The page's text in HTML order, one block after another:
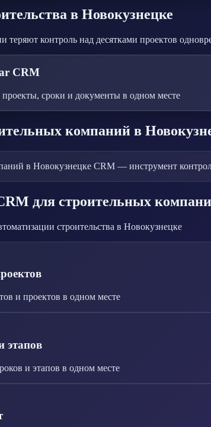
в Новокузнецке
теряют контроль над десятками проектов
CRM
проекты, сроки и документы в одном месте
компаний в
в Новокузнецке CRM — инструмент
для строительных
строительства в Новокузнецке
и проектов в одном месте
этапов
и этапов в одном месте